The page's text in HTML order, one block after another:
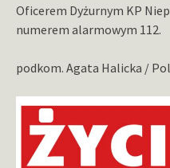
Oficerem Dyżurnym KP
numerem alarmowym 112.
podkom. Agata Halicka /